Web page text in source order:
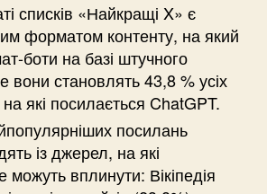
списків «Найкращі X» є
форматом контенту, на який
боти на базі штучного
вони становлять 43,8 % усіх
на які посилається ChatGPT.
посилань
із джерел, на які
можуть вплинути: Вікіпедія